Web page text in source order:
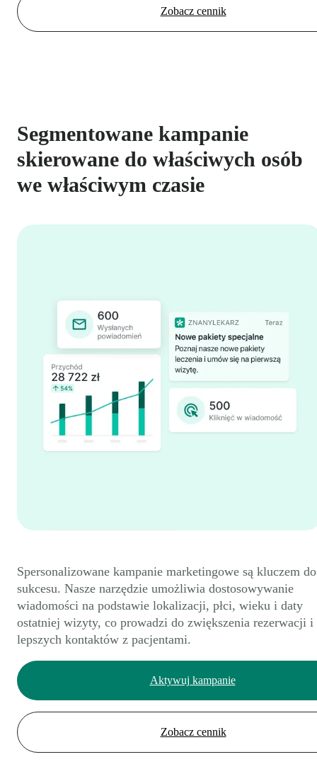
Zobacz cennik
Segmentowane kampanie
skierowane do właściwych osób
we właściwym czasie
Spersonalizowane kampanie marketingowe są kluczem do
sukcesu. Nasze narzędzie umożliwia dostosowywanie
wiadomości na podstawie lokalizacji, płci, wieku i daty
ostatniej wizyty, co prowadzi do zwiększenia rezerwacji i
lepszych kontaktów z pacjentami.
Aktywuj kampanie
Zobacz cennik